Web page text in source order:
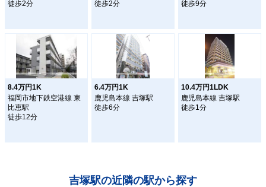
徒歩2分 徒歩2分 徒歩9分
8.4万円1K
福岡市地下鉄空港線 東
比恵駅
徒歩12分
6.4万円1K
鹿児島本線 吉塚駅
徒歩6分
10.4万円1LDK
鹿児島本線 吉塚駅
徒歩1分
吉塚駅の近隣の駅から探す